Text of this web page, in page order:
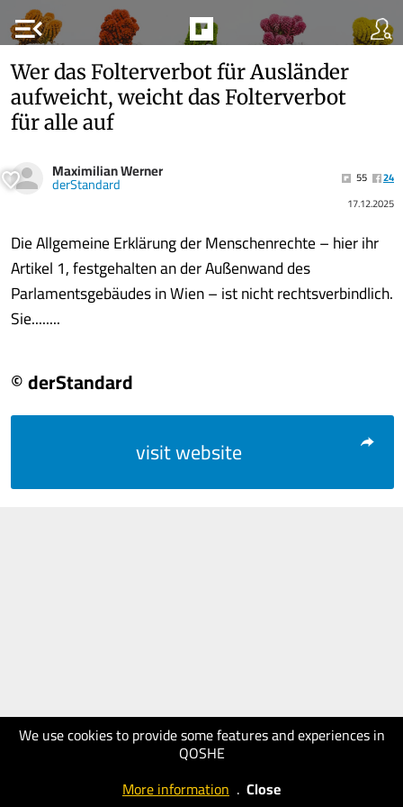
menu_open
We use cookies to provide some features and experiences in
QOSHE
More information . Close
Wer das Folterverbot für Ausländer
aufweicht, weicht das Folterverbot
für alle auf
Maximilian Werner
derStandard 55
24
17.12.2025
Die Allgemeine Erklärung der Menschenrechte – hier ihr
Artikel 1, festgehalten an der Außenwand des
Parlamentsgebäudes in Wien – ist nicht rechtsverbindlich.
Sie........
© derStandard
visit website